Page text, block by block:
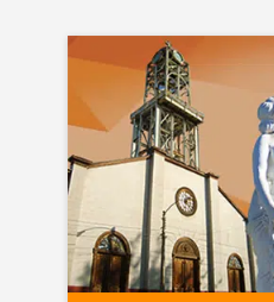
contenido